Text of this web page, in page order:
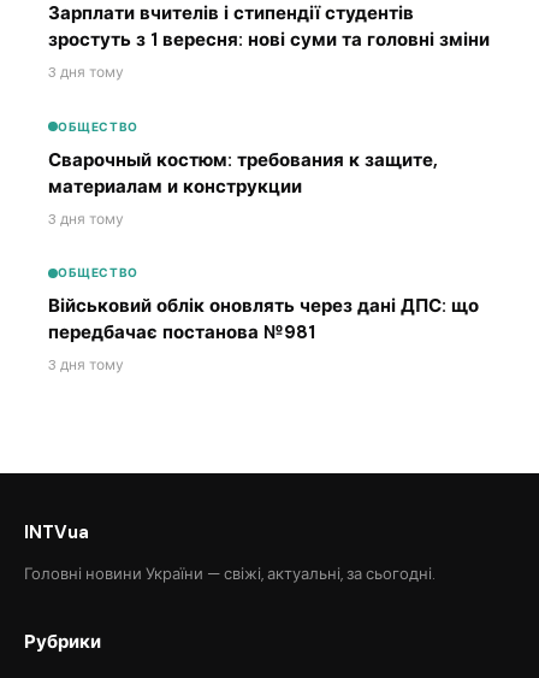
Зарплати вчителів і стипендії студентів
зростуть з 1 вересня: нові суми та головні зміни
3 дня тому
ОБЩЕСТВО
Сварочный костюм: требования к защите,
материалам и конструкции
3 дня тому
ОБЩЕСТВО
Військовий облік оновлять через дані ДПС: що
передбачає постанова №981
3 дня тому
INTVua
Головні новини України — свіжі, актуальні, за сьогодні.
Рубрики